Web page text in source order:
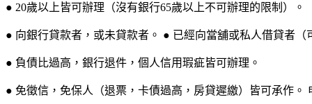
● 20歲以上皆可辦理（沒有銀行65歲以上不可辦理的限制）。
● 向銀行貸款者，或未貸款者。 ● 已經向當舖或私人借貸者（
● 負債比過高，銀行退件，個人信用瑕疵皆可辦理。
● 免徵信，免保人（退票，卡債過高，房貸遲繳）皆可承作。